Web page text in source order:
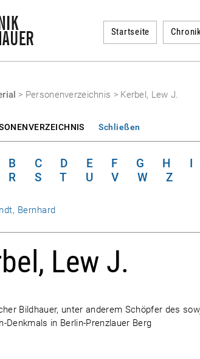
Startseite
> Personenverzeichnis > Kerbel, Lew J.
Schließen
B C D E F G H I
R S T U V W Z
Bernhard
Lew J.
Bildhauer, unter anderem Schöpfer des
Denkmals in Berlin-Prenzlauer Berg